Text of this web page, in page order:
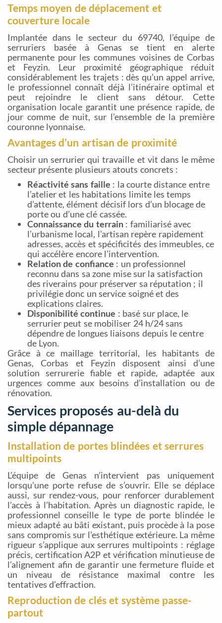
Temps moyen de déplacement et
couverture locale
Implantée dans le secteur du 69740, l’équipe de
serruriers basée à Genas se tient en alerte
permanente pour les communes voisines de Corbas
et Feyzin. Leur proximité géographique réduit
considérablement les trajets : dès qu’un appel arrive,
le professionnel connaît déjà l’itinéraire optimal et
peut rejoindre le client sans détour. Cette
organisation locale garantit une présence rapide, de
jour comme de nuit, sur l’ensemble de la première
couronne lyonnaise.
Avantages d’un artisan de proximité
Choisir un serrurier qui travaille et vit dans le même
secteur présente plusieurs atouts concrets :
Réactivité sans faille : la courte distance entre
l’atelier et les habitations limite les temps
d’attente, élément décisif lors d’un blocage de
porte ou d’une clé cassée.
Connaissance du terrain: familiarisé avec
l’urbanisme local, l’artisan repère rapidement
adresses, accès et spécificités des immeubles, ce
qui accélère encore l’intervention.
Relation de confiance : un professionnel
reconnu dans sa zone mise sur la satisfaction
des riverains pour préserver sa réputation ; il
privilégie donc un service soigné et des
explications claires.
Disponibilité continue : basé sur place, le
serrurier peut se mobiliser 24 h/24 sans
dépendre de longues liaisons depuis le centre
de Lyon.
Grâce à ce maillage territorial, les habitants de
Genas, Corbas et Feyzin disposent ainsi d’une
solution serrurerie fiable et rapide, adaptée aux
urgences comme aux besoins d’installation ou de
rénovation.
Services proposés au-delà du
simple dépannage
Installation de portes blindées et serrures
multipoints
L’équipe de Genas n’intervient pas uniquement
lorsqu’une porte refuse de s’ouvrir. Elle se déplace
aussi, sur rendez-vous, pour renforcer durablement
l’accès à l’habitation. Après un diagnostic rapide, le
professionnel conseille le type de porte blindée le
mieux adapté au bâti existant, puis procède à la pose
sans compromis sur l’esthétique extérieure. La même
rigueur s’applique aux serrures multipoints : réglage
précis, certification A2P et vérification minutieuse de
l’alignement afin de garantir une fermeture fluide et
un niveau de résistance maximal contre les
tentatives d’effraction.
Reproduction de clés et système passe-
partout